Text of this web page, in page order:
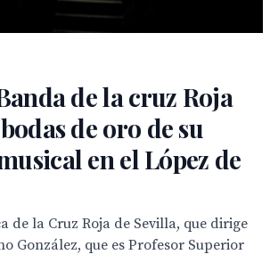
de la cruz Roja
de oro de su
en el López de
de la Cruz Roja de Sevilla, que dirige
González, que es Profesor Superior